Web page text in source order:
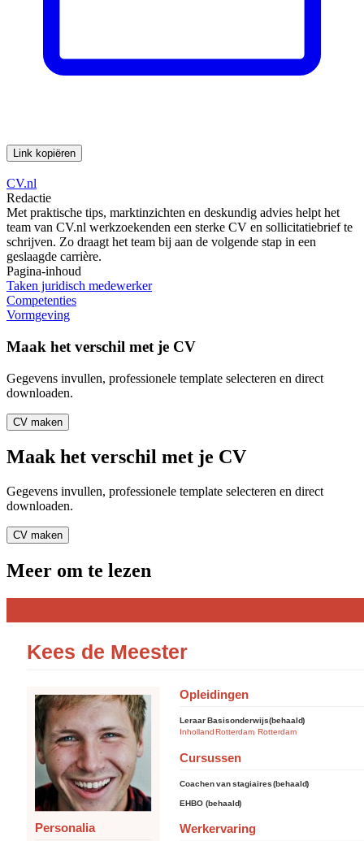
Link kopiëren
CV.nl
Redactie
Met praktische tips, marktinzichten en deskundig advies helpt het
team van CV.nl werkzoekenden een sterke CV en sollicitatiebrief te
schrijven. Zo draagt het team bij aan de volgende stap in een
geslaagde carrière.
Pagina-inhoud
Taken juridisch medewerker
Competenties
Vormgeving
Maak het verschil met je CV
Gegevens invullen, professionele template selecteren en direct
downloaden.
CV maken
Maak het verschil met je CV
Gegevens invullen, professionele template selecteren en direct
downloaden.
CV maken
Meer om te lezen